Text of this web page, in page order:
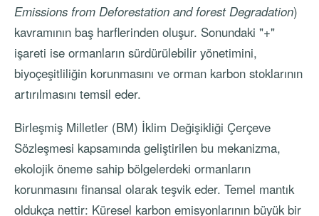
Emissions from Deforestation and forest Degradation)
kavramının baş harflerinden oluşur. Sonundaki "+"
işareti ise ormanların sürdürülebilir yönetimini,
biyoçeşitliliğin korunmasını ve orman karbon stoklarının
artırılmasını temsil eder.
Birleşmiş Milletler (BM) İklim Değişikliği Çerçeve
Sözleşmesi kapsamında geliştirilen bu mekanizma,
ekolojik öneme sahip bölgelerdeki ormanların
korunmasını finansal olarak teşvik eder. Temel mantık
oldukça nettir: Küresel karbon emisyonlarının büyük bir